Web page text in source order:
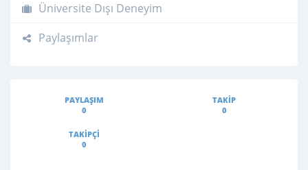
Üniversite Dışı Deneyim
Paylaşımlar
PAYLAŞIM
0
TAKIP
0
TAKIPÇI
0